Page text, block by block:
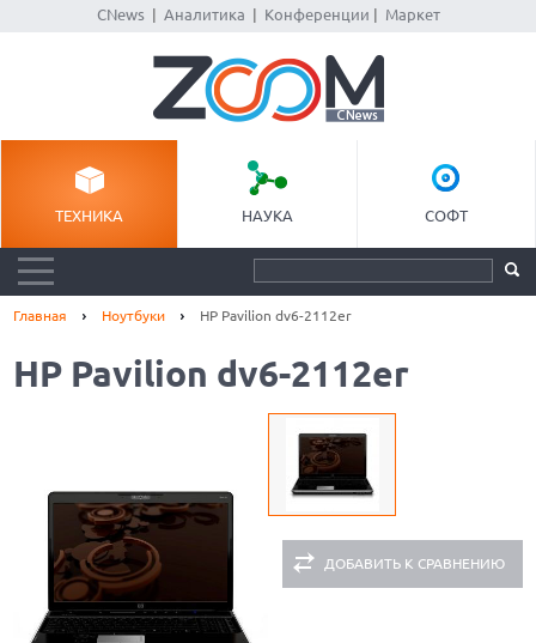
CNews| Аналитика Конференции Маркет
ТЕХНИКА НАУКА СОФТ
Главная Ноутбуки HP Pavilion dv6-2112er
HP Pavilion dv6-2112er
ДОБАВИТЬ К СРАВНЕНИЮ